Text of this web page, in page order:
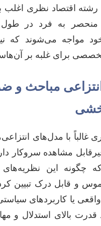
رشته اقتصاد نظری اغلب
منحصر به فرد در
خود مواجه می‌شوند که
برای غلبه بر
مباحث و
غالباً با مدل‌های
مشاهده سروکار
چگونه این نظریه‌های
و قابل درک تبیین
واقعی یا کاربردهای
قدرت بالای استدلال و